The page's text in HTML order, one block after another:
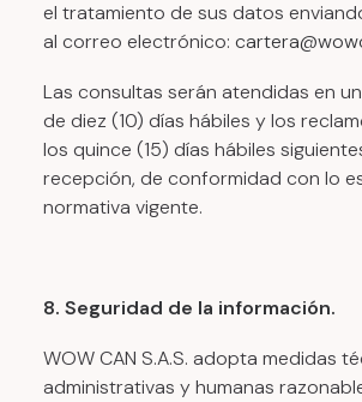
el tratamiento de sus datos
al correo electrónico:
Las consultas serán atendidas en
de diez (10) días hábiles y los
los quince (15) días hábiles
recepción, de conformidad con lo
normativa vigente.
8. Seguridad de la información.
WOW CAN S.A.S. adopta medidas
administrativas y humanas